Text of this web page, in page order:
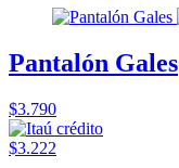
Pantalón Gales
$3.790
$3.222